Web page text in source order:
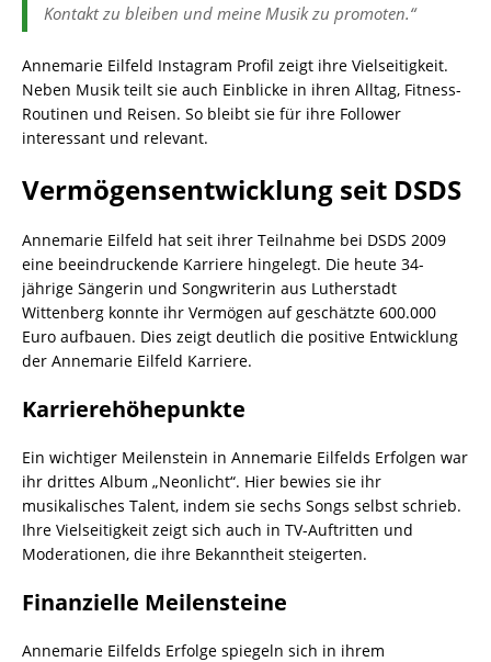
Kontakt zu bleiben und meine Musik zu promoten.“
Annemarie Eilfeld Instagram Profil zeigt ihre Vielseitigkeit.
Neben Musik teilt sie auch Einblicke in ihren Alltag, Fitness-
Routinen und Reisen. So bleibt sie für ihre Follower
interessant und relevant.
Vermögensentwicklung seit DSDS
Annemarie Eilfeld hat seit ihrer Teilnahme bei DSDS 2009
eine beeindruckende Karriere hingelegt. Die heute 34-
jährige Sängerin und Songwriterin aus Lutherstadt
Wittenberg konnte ihr Vermögen auf geschätzte 600.000
Euro aufbauen. Dies zeigt deutlich die positive Entwicklung
der Annemarie Eilfeld Karriere.
Karrierehöhepunkte
Ein wichtiger Meilenstein in Annemarie Eilfelds Erfolgen war
ihr drittes Album „Neonlicht“. Hier bewies sie ihr
musikalisches Talent, indem sie sechs Songs selbst schrieb.
Ihre Vielseitigkeit zeigt sich auch in TV-Auftritten und
Moderationen, die ihre Bekanntheit steigerten.
Finanzielle Meilensteine
Annemarie Eilfelds Erfolge spiegeln sich in ihrem